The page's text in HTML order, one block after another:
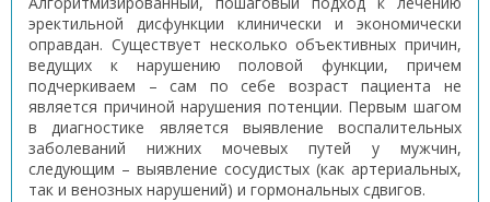
эректильной дисфункции клинически и экономически
оправдан. Существует несколько объективных причин,
ведущих к нарушению половой функции, причем
подчеркиваем – сам по себе возраст пациента не
является причиной нарушения потенции. Первым шагом
в диагностике является выявление воспалительных
заболеваний нижних мочевых путей у мужчин,
следующим – выявление сосудистых (как артериальных,
так и венозных нарушений) и гормональных сдвигов.